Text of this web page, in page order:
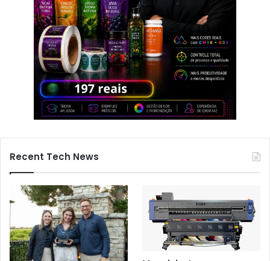
Recent Tech News